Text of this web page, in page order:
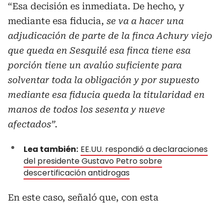
“Esa decisión es inmediata. De hecho, y
mediante esa fiducia, se va a hacer una
adjudicación de parte de la finca Achury viejo
que queda en Sesquilé esa finca tiene esa
porción tiene un avalúo suficiente para
solventar toda la obligación y por supuesto
mediante esa fiducia queda la titularidad en
manos de todos los sesenta y nueve
afectados”.
Lea también: EE.UU. respondió a declaraciones
del presidente Gustavo Petro sobre
descertificación antidrogas
En este caso, señaló que, con esta